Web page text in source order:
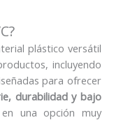
plástico versátil
incluyendo
para ofrecer
durabilidad y bajo
una opción muy